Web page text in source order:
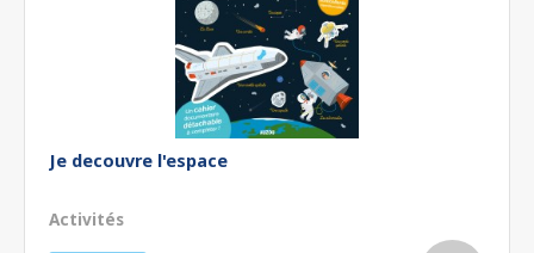
Je decouvre l'espace
Activités